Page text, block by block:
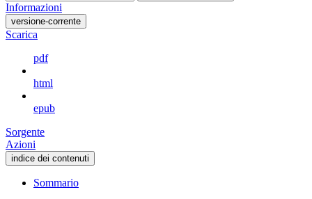
Informazioni
versione-corrente
Scarica
pdf
html
epub
Sorgente
Azioni
indice dei contenuti
Sommario